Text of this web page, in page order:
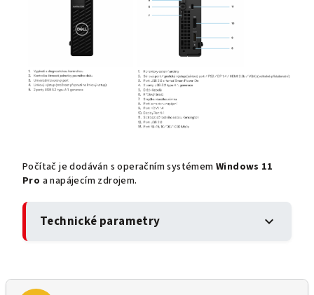
Počítač je dodáván s operačním systémem Windows 11
Pro a napájecím zdrojem.
Technické parametry expand_more